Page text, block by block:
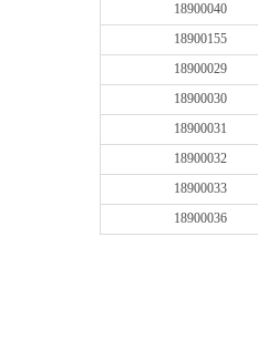
18900040
18900155
18900029
18900030
18900031
18900032
18900033
18900036